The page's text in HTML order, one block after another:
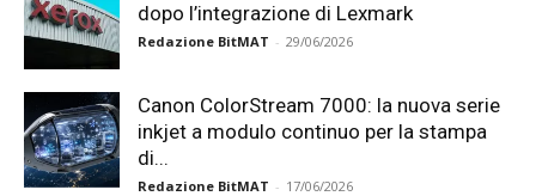
dopo l’integrazione di Lexmark
Redazione BitMAT - 29/06/2026
Canon ColorStream 7000: la nuova serie
inkjet a modulo continuo per la stampa
di...
Redazione BitMAT - 17/06/2026